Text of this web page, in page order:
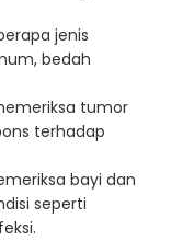
jenis
bedah
tumor
terhadap
bayi dan
seperti